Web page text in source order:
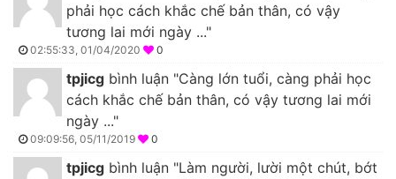
phải học cách khắc chế bản thân, có vậy
tương lai mới ngày ..."
02:55:33, 01/04/2020 0
tpjicg bình luận "Càng lớn tuổi, càng phải học
cách khắc chế bản thân, có vậy tương lai mới
ngày ..."
09:09:56, 05/11/2019 0
tpjicg bình luận "Làm người, lười một chút, bớt